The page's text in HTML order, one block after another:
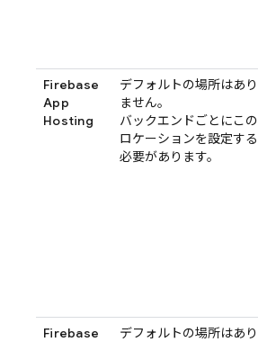
Firebase
App
Hosting
デフォルトの場所はあり
ません。
バックエンドごとにこの
ロケーションを設定する
必要があります。
Firebase
デフォルトの場所はあり